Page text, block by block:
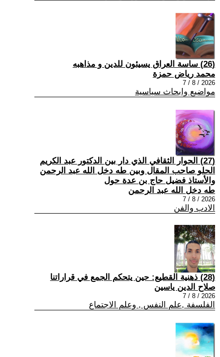
(26) ساسة العراق يسيئون للدين و مذاهبه
محمد رياض حمزة
2026 / 8 / 7
مواضيع وابحاث سياسية
(27) الحوار الثقافي الذي دار بين الدكتور عبد الكريم
الحلو صاحب المقال وبين طه دخل الله عبد الرحمن
والأستاذ فضيل حاج بن عدة حول
طه دخل الله عبد الرحمن
2026 / 8 / 7
الادب والفن
(28) ذهنية القطيع: حين يتحكم الجمع في قراراتنا
صلاح الدين ياسين
2026 / 8 / 7
الفلسفة ,علم النفس , وعلم الاجتماع